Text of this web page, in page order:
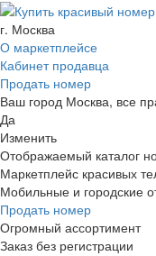
г. Москва
О маркетплейсе
Кабинет продавца
Продать номер
Ваш город Москва, все
Да
Изменить
Отображаемый каталог
Маркетплейс красивых
Мобильные и городские
Продать номер
Огромный ассортимент
Заказ без регистрации